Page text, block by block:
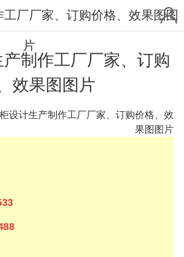
制作工厂厂家、订购
效果图图片
设计生产制作工厂厂家、订购价格、效
果图图片
厂厂家、订购价格、效果图图
片